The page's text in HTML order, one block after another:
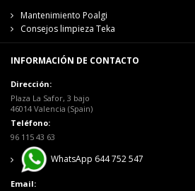
Mantenimiento Poalgi
Consejos limpieza Teka
INFORMACIÓN DE CONTACTO
Dirección:
Plaza La Safor, 3 bajo
46014 Valencia (Spain)
Teléfono:
96 115 43 63
WhatsApp 644 752 547
Email: